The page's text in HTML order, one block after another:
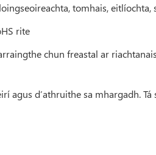
tomhais, eitlíochta,
rite
chun freastal ar
d’athruithe sa mhargadh.